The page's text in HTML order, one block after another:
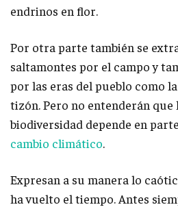
endrinos en flor.
Por otra parte también se
saltamontes por el campo y
por las eras del pueblo como
tizón. Pero no entenderán que
biodiversidad depende en
cambio climático.
Expresan a su manera lo
ha vuelto el tiempo. Antes